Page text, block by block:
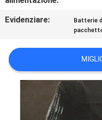
INFORMATIVA
PRIVACY
Evidenziare: Batterie